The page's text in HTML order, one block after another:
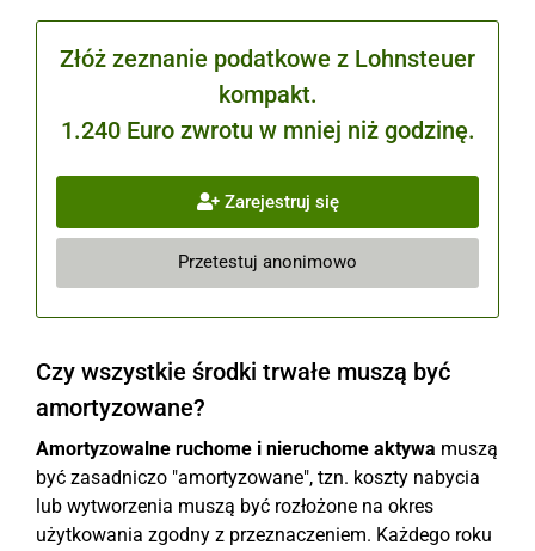
Złóż zeznanie podatkowe z Lohnsteuer
kompakt.
1.240 Euro zwrotu w mniej niż godzinę.
Zarejestruj się
Przetestuj anonimowo
Czy wszystkie środki trwałe muszą być
amortyzowane?
Amortyzowalne ruchome i nieruchome aktywa muszą
być zasadniczo "amortyzowane", tzn. koszty nabycia
lub wytworzenia muszą być rozłożone na okres
użytkowania zgodny z przeznaczeniem. Każdego roku